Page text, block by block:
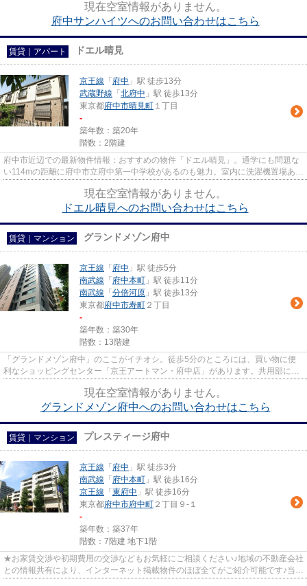
現在空室情報がありません。
府中サンハイツへのお問い合わせはこちら
賃貸｜アパート ドエル晴見
京王線 「 府中 」駅 徒歩13分
武蔵野線 「 北府中 」駅 徒歩13分
東京都府中市晴見町 １丁目
-
築年数：築20年
階数：2階建
府中市近辺での最新物件情報：おすすめの物件「ドエル晴見」。通学にも問題な
い114mの距離に府中市立府中第一中学校があるのも魅力。室内に洗濯機置場あ
現在空室情報がありません。
ドエル晴見へのお問い合わせはこちら
賃貸｜マンション グランドメゾン府中
京王線 「 府中 」駅 徒歩5分
南武線 「 府中本町 」駅 徒歩11分
南武線 「 分倍河原 」駅 徒歩13分
東京都府中市寿町 ２丁目
-
築年数：築30年
階数：13階建
「グランドメゾン府中」のここがイチオシ。徒歩5分のところには、買い物に便
利なショッピングセンター「京王アートマン・府中店」があります。共用部には
現在空室情報がありません。
グランドメゾン府中へのお問い合わせはこちら
賃貸｜マンション プレスティージ府中
京王線 「 府中 」駅 徒歩3分
南武線 「 府中本町 」駅 徒歩16分
京王線 「 東府中 」駅 徒歩16分
東京都府中市府中町 ２丁目９-１
-
築年数：築37年
階数：7階建 地下1階
★お家賃交渉や初期費用の交渉などもお気軽にご相談ください♪地域の不動産会社
との情報共有により、インターネット掲載物件のほぼ全てがご紹介可能です♪当店